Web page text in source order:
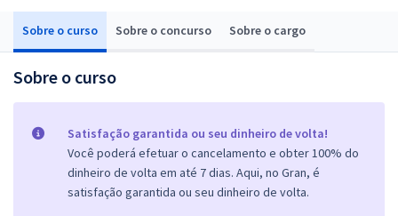
Sobre o curso Sobre o concurso Sobre o cargo
Sobre o curso
Satisfação garantida ou seu dinheiro de volta!
Você poderá efetuar o cancelamento e obter 100% do
dinheiro de volta em até 7 dias. Aqui, no Gran, é
satisfação garantida ou seu dinheiro de volta.